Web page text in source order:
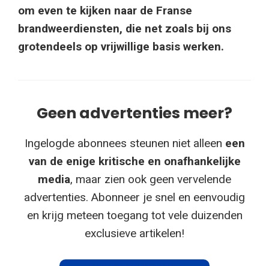
om even te kijken naar de Franse
brandweerdiensten, die net zoals bij ons
grotendeels op vrijwillige basis werken.
Geen advertenties meer?
Ingelogde abonnees steunen niet alleen een
van de enige kritische en onafhankelijke
media, maar zien ook geen vervelende
advertenties. Abonneer je snel en eenvoudig
en krijg meteen toegang tot vele duizenden
exclusieve artikelen!